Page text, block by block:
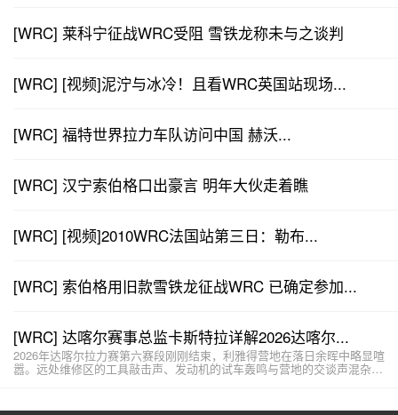
[WRC] 莱科宁征战WRC受阻 雪铁龙称未与之谈判
[WRC] [视频]泥泞与冰冷！且看WRC英国站现场...
[WRC] 福特世界拉力车队访问中国 赫沃...
[WRC] 汉宁索伯格口出豪言 明年大伙走着瞧
[WRC] [视频]2010WRC法国站第三日：勒布...
[WRC] 索伯格用旧款雪铁龙征战WRC 已确定参加...
[WRC] 达喀尔赛事总监卡斯特拉详解2026达喀尔...
2026年达喀尔拉力赛第六赛段刚刚结束，利雅得营地在落日余晖中略显喧
嚣。远处维修区的工具敲击声、发动机的试车轰鸣与营地的交谈声混杂在